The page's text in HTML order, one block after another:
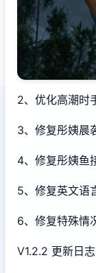
2、优化高潮时
3、修复彤姨晨
4、修复彤姨鱼
5、修复英文语
6、修复特殊情
V1.2.2 更新日